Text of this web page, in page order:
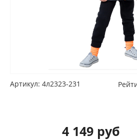
Артикул: 4л2323-231
4 149 руб